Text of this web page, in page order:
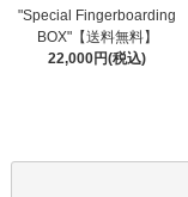
"Special Fingerboarding
BOX"【送料無料】
22,000円(税込)